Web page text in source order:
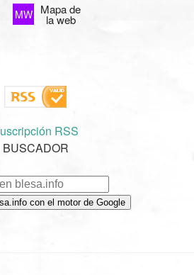
MW Mapa de
la web
RSS
BUSCADOR
con el motor de Google